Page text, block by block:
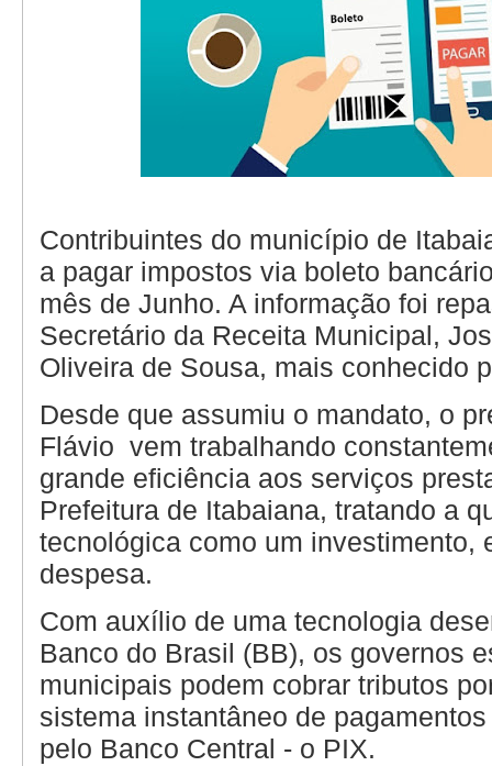
Contribuintes do município de
a pagar impostos via boleto
mês de Junho. A informação foi
Secretário da Receita Municipal,
Oliveira de Sousa, mais conhecido
Desde que assumiu o mandato, o
Flávio vem trabalhando
grande eficiência aos serviços
Prefeitura de Itabaiana, tratando a
tecnológica como um investimento,
despesa.
Com auxílio de uma tecnologia
Banco do Brasil (BB), os governos
municipais podem cobrar tributos
sistema instantâneo de
pelo Banco Central - o PIX.